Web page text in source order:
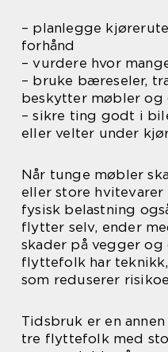
– planlegge
forhånd
– vurdere hvor
– bruke bæreseler,
beskytter møbler og
– sikre ting godt i
eller velter under
Når tunge møbler
eller store
fysisk belastning
flytter selv, ender
skader på vegger
flyttefolk har
som reduserer
Tidsbruk er en
tre flyttefolk med